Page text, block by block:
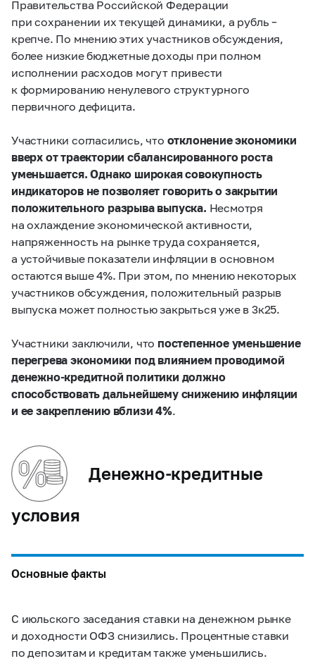
Правительства Российской Федерации
при сохранении их текущей динамики, а рубль –
крепче. По мнению этих участников обсуждения,
более низкие бюджетные доходы при полном
исполнении расходов могут привести
к формированию ненулевого структурного
первичного дефицита.
Участники согласились, что отклонение экономики
вверх от траектории сбалансированного роста
уменьшается. Однако широкая совокупность
индикаторов не позволяет говорить о закрытии
положительного разрыва выпуска. Несмотря
на охлаждение экономической активности,
напряженность на рынке труда сохраняется,
а устойчивые показатели инфляции в основном
остаются выше 4%. При этом, по мнению некоторых
участников обсуждения, положительный разрыв
выпуска может полностью закрыться уже в 3к25.
Участники заключили, что постепенное уменьшение
перегрева экономики под влиянием проводимой
денежно-кредитной политики должно
способствовать дальнейшему снижению инфляции
и ее закреплению вблизи 4%.
Денежно-кредитные
условия
Основные факты
С июльского заседания ставки на денежном рынке
и доходности ОФЗ снизились. Процентные ставки
по депозитам и кредитам также уменьшились.